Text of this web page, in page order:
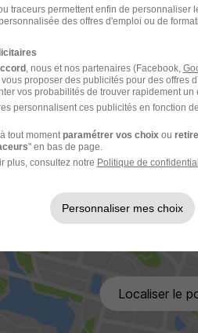
choix entre :
/ 38h30 (25 CA et 20 RTT)
horaire 8h00 - 19h30,
matin /mois
Cosnier
Localiser le
traceurs permettent enfin de personnaliser
des offres d'emploi ou de
, nous et nos partenaires (Facebook,
proposer des publicités pour des offres
vos probabilités de trouver rapidement un
personnalisent ces publicités en fonction
tout moment paramétrer vos choix ou
" en bas de page.
plus, consultez notre Politique de
Personnaliser mes choix